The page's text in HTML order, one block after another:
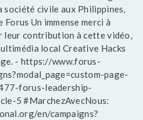
société civile aux Philippines,
Un immense merci à
leur contribution à cette vidéo,
local Creative Hacks
- https://www.forus-
page-
forus-leadership-
5 #MarchezAvecNous:
en/campaigns?